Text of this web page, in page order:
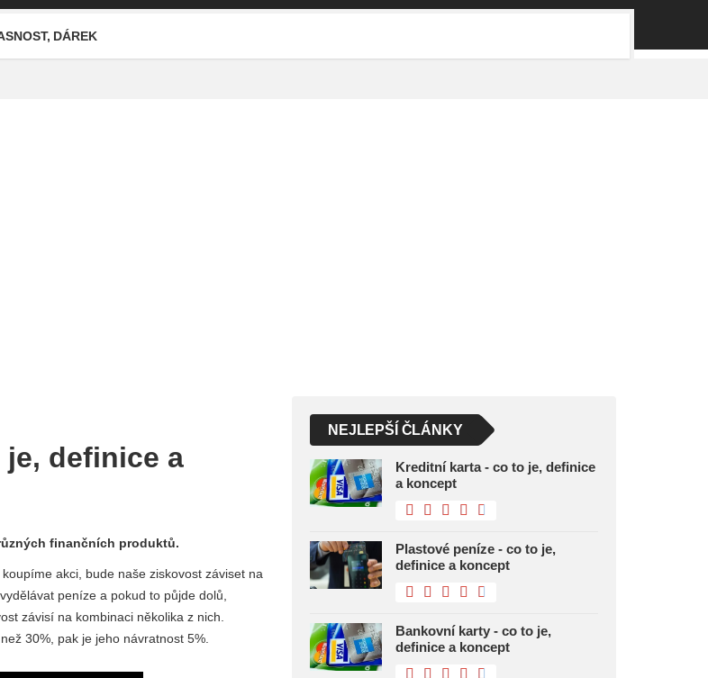
DÁREK
definice a
finančních produktů.
akci, bude naše ziskovost záviset na
peníze a pokud to půjde dolů,
závisí na kombinaci několika z nich.
30%, pak je jeho návratnost 5%.
NEJLEPŠÍ ČLÁNKY
Kreditní karta - co to je, definice
a koncept
Plastové peníze - co to je,
definice a koncept
Bankovní karty - co to je,
definice a koncept